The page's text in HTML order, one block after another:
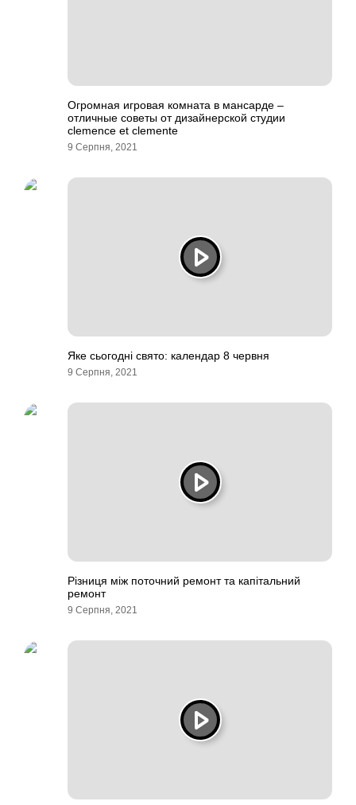
Огромная игровая комната в мансарде –
отличные советы от дизайнерской студии
clemence et clemente
9 Серпня, 2021
Яке сьогодні свято: календар 8 червня
9 Серпня, 2021
Різниця між поточний ремонт та капітальний
ремонт
9 Серпня, 2021